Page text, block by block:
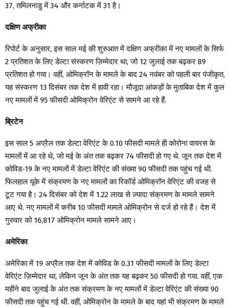
37, तमिलनाडु में 34 और कर्नाटक में 31 है।
दक्षिण अफ्रीका
रिपोर्ट के अनुसार, इस साल मई की शुरुआत में दक्षिण अफ्रीका में नए मामलों के सिर्फ
2 प्रतिशत के लिए डेल्टा संस्करण ज़िम्मेदार था, जो 12 जुलाई तक बढ़कर 89
प्रतिशत हो गया। वहीं, ओमिक्रॉन के मामले के बाद 24 नवंबर को पहली बार पंजीकृत,
यह संस्करण 13 दिसंबर तक देश में हावी रहा। मौजूदा आंकड़ों के मुताबिक देश में कुल
नए मामलों में 95 फीसदी ओमिक्रोन वेरिएंट से सामने आ रहे हैं.
ब्रिटेन
इस साल 5 अप्रैल तक डेल्टा वेरिएंट के 0.10 फीसदी मामले ही कोरोना वायरस के
मामलों में आ रहे थे, जो मई के अंत तक बढ़कर 74 फीसदी हो गए थे. जून तक देश में
कोविड-19 के नए मामलों में डेल्टा वेरिएंट की संख्या 90 फीसदी तक पहुंच गई थी.
फिलहाल यूके में संक्रमण के नए मामलों का रिकॉर्ड ओमिक्रॉन वेरिएंट की वजह से
टूट गया है। 24 दिसंबर को देश में 1.22 लाख से ज़्यादा संक्रमण के मामले सामने
आए थे. नए मामलों में करीब 10 फीसदी मामले ओमिक्रोन से दर्ज हो रहे हैं। देश में
गुरुवार को 16,817 ओमिक्रोन मामले सामने आए।
अमेरिका
अमेरिका में 19 अप्रैल तक देश में कोविड के 0.31 फीसदी मामलों के लिए डेल्टा
वेरिएंट ज़िम्मेदार था, लेकिन जून के अंत तक यह बढ़कर 50 फीसदी हो गया. वहीं, एक
महीने बाद जुलाई के अंत तक संक्रमण के नए मामलों में डेल्टा वेरिएंट की संख्या 90
फीसदी तक पहुंच गई थी. वहीं, ओमिक्रोन के मामले के बाद यहां भी संक्रमण के मामले